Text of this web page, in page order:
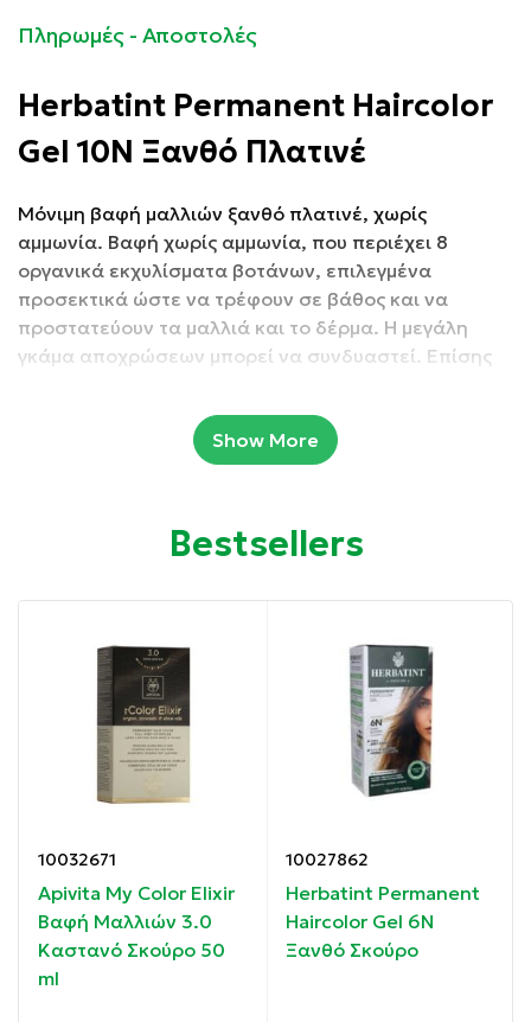
Πληρωμές - Αποστολές
Herbatint Permanent Haircolor
Gel 10N Ξανθό Πλατινέ
Μόνιμη βαφή μαλλιών ξανθό πλατινέ, χωρίς
αμμωνία. Βαφή χωρίς αμμωνία, που περιέχει 8
οργανικά εκχυλίσματα βοτάνων, επιλεγμένα
προσεκτικά ώστε να τρέφουν σε βάθος και να
προστατεύουν τα μαλλιά και το δέρμα. Η μεγάλη
γκάμα αποχρώσεων μπορεί να συνδυαστεί. Επίσης
ενεργοποιητής βαφής, μπορεί να αποθηκευτεί για
μεταγενέστερη χρήση στα πλήρως
επανασφραγιζόμενα φιαλίδια.
Κατάλληλη για το ευαίσθητο τριχωτό.
Συσκευασία: 150 ml
Ιδιότητες:
Προστατεύει και θρέφει τα μαλλιά κατά τη διάρκεια
της βαφής.
Εγγυώνται καλύτερο κράτημα του χρώματος και
μεγάλη διάρκεια.
Τονώνει και προστατεύει το τριχωτό του κεφαλιού.
Show More
Bestsellers
10032671
Apivita My Color Elixir
Βαφή Μαλλιών 3.0
Καστανό Σκούρο 50
ml
10027862
Herbatint Permanent
Haircolor Gel 6N
Ξανθό Σκούρο